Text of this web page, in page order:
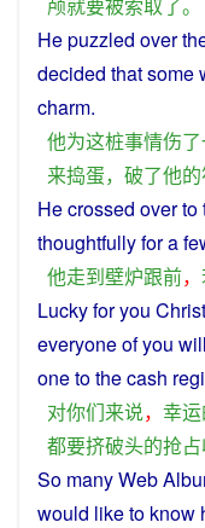
Hepuzzled over
decided that some
charm.
他为这桩事情伤了
来捣蛋， 破了他的
Hecrossed overto
thoughtfullyfor a
他走到壁炉跟前，
Luckyforyou
everyoneofyou will
oneto the cash
对你们来说， 幸运
都要挤破头的抢占
So manyWeb
would liketo know